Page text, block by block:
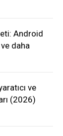
Android
daha
ve
(2026)